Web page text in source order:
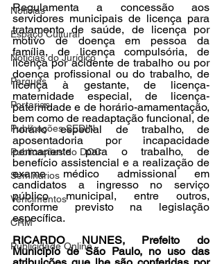
Notícias
Espaço Cultural
Notícias do Jurídico
Parques
Portarias
Publicações SEDIN
Publicações do DOC
Seminários
Vencimentos
CRM
Publicidade Online
Regulamenta a concessão aos
servidores municipais de licença para
tratamento de saúde, de licença por
motivo de doença em pessoa da
família, de licença compulsória, de
licença por acidente de trabalho ou por
doença profissional ou do trabalho, de
licença à gestante, de licença-
maternidade especial, de licença-
paternidade e de horário-amamentação,
bem como de readaptação funcional, de
horário especial de trabalho, de
aposentadoria por incapacidade
permanente para o trabalho, de
benefício assistencial e a realização de
exame médico admissional em
candidatos a ingresso no serviço
público municipal, entre outros,
conforme previsto na legislação
específica.
RICARDO NUNES, Prefeito do
Município de São Paulo, no uso das